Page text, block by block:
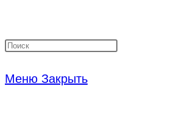
поиск
Нажмите
Меню Закрыть